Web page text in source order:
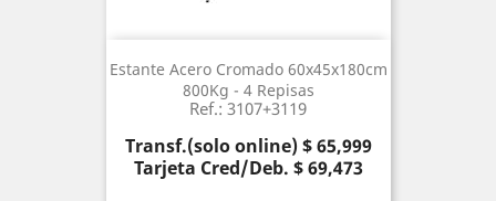
Estante Acero Cromado 60x45x180cm
800Kg - 4 Repisas
Ref.: 3107+3119
Precio
Transf.(solo online) $ 65,999
Tarjeta Cred/Deb. $ 69,473